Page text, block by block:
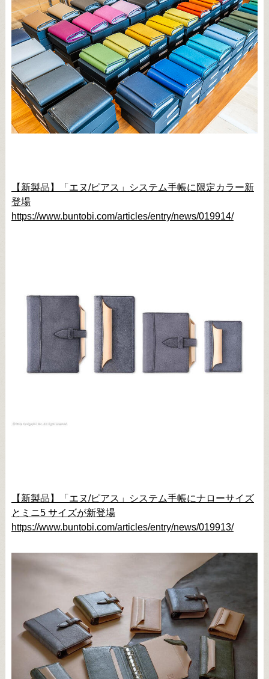
【新製品】「エヌ/ピアス」システム手帳に限定カラー新
登場
https://www.buntobi.com/articles/entry/news/019914/
【新製品】「エヌ/ピアス」システム手帳にナローサイズ
とミニ5 サイズが新登場
https://www.buntobi.com/articles/entry/news/019913/